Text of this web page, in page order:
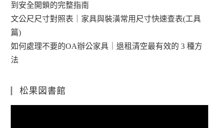
到安全開鎖的完整指南
文公尺尺寸對照表｜家具與裝潢常用尺寸快速查表(工具
篇)
如何處理不要的OA辦公家具｜退租清空最有效的 3 種方
法
松果図書館